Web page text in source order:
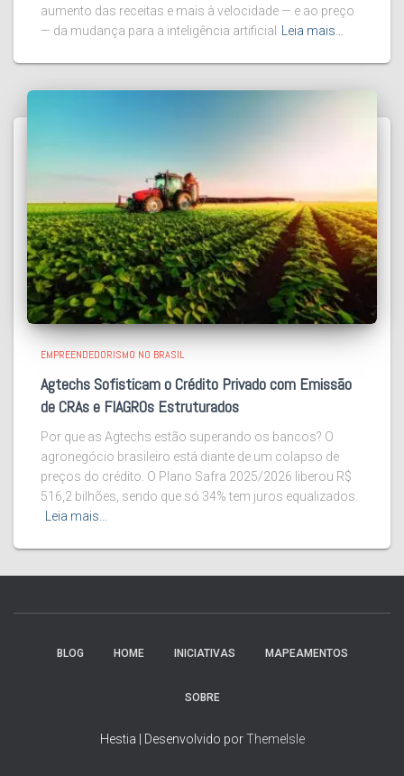
aumento das receitas e mais à velocidade — e ao preço
— da mudança para a inteligência artificial
Leia mais…
EMPREENDEDORISMO NO BRASIL
Agtechs Sofisticam o Crédito Privado com Emissão
de CRAs e FIAGROs Estruturados
Por que as Agtechs estão superando os bancos? O
agronegócio brasileiro está diante de um colapso de
preços do crédito. O Plano Safra 2025/2026 liberou R$
516,2 bilhões, sendo que só 34% tem juros equalizados.
Leia mais…
BLOG HOME INICIATIVAS MAPEAMENTOS
SOBRE
Hestia | Desenvolvido porThemeIsle